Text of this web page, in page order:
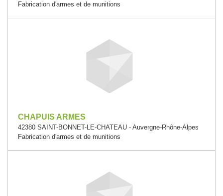
Fabrication d'armes et de munitions
CHAPUIS ARMES
42380 SAINT-BONNET-LE-CHATEAU - Auvergne-Rhône-Alpes
Fabrication d'armes et de munitions